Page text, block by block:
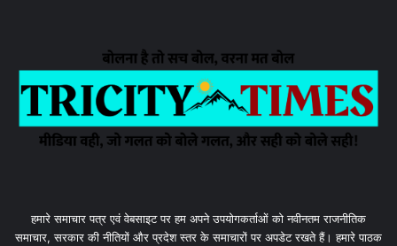
हमारे समाचार पत्र एवं वेबसाइट पर हम अपने उपयोगकर्ताओं को नवीनतम राजनीतिक
समाचार, सरकार की नीतियों और प्रदेश स्तर के समाचारों पर अपडेट रखते हैं। हमारे पाठक